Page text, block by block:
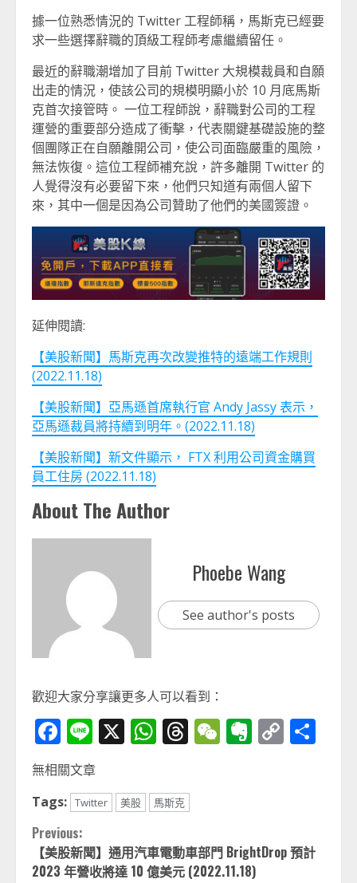
據一位熟悉情況的 Twitter 工程師稱，馬斯克已經要
求一些選擇辭職的頂級工程師考慮繼續留任。
最近的辭職潮增加了目前 Twitter 大規模裁員和自願
出走的情況，使該公司的規模明顯小於 10 月底馬斯
克首次接管時。 一位工程師說，辭職對公司的工程
運營的重要部分造成了衝擊，代表關鍵基礎設施的整
個團隊正在自願離開公司，使公司面臨嚴重的風險，
無法恢復。這位工程師補充說，許多離開 Twitter 的
人覺得沒有必要留下來，他們只知道有兩個人留下
來，其中一個是因為公司贊助了他們的美國簽證。
延伸閱讀:
【美股新聞】馬斯克再次改變推特的遠端工作規則
(2022.11.18)
【美股新聞】亞馬遜首席執行官 Andy Jassy 表示，
亞馬遜裁員將持續到明年。(2022.11.18)
【美股新聞】新文件顯示， FTX 利用公司資金購買
員工住房 (2022.11.18)
About The Author
Phoebe Wang
See author's posts
歡迎大家分享讓更多人可以看到：
Facebook
Line
X WhatsApp
Threads
WeChat
Evernote
Copy
無相關文章
Tags: Twitter 美股 馬斯克
Continue
Reading
Previous:
【美股新聞】通用汽車電動車部門 BrightDrop 預計
2023 年營收將達 10 億美元 (2022.11.18)